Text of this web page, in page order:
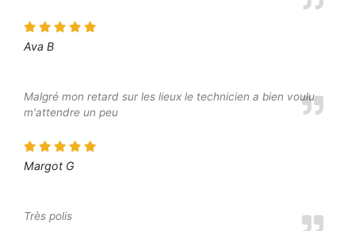
Ava B
Malgré mon retard sur les lieux le technicien a bien voulu
m'attendre un peu
Margot G
Très polis